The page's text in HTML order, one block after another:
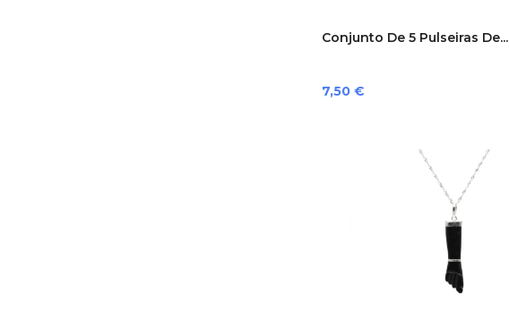
Conjunto De 5 Pulseiras De...
Preço
7,50 €